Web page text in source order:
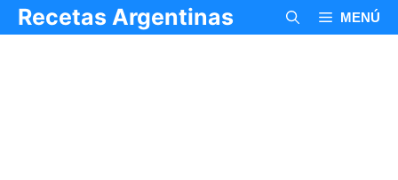
Saltar
al
Recetas Argentinas MENÚ